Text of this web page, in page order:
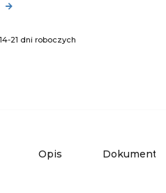
21 dni roboczych
Opis Dokumenty